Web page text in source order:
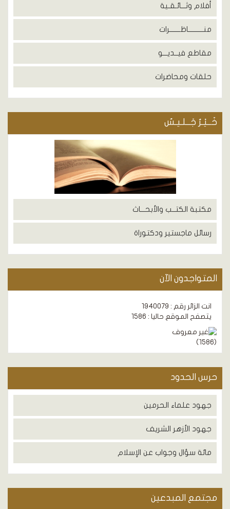
أفلام وثـــائـقـية
منــــــــــاظـــــــرات
مقاطع فيــديـــو
حلقات ومحاضرات
خَــيْـرُ جَــلـيـسٌ
مكتبة الكتــب والأبحـــاث
رسائل ماجستير ودكتوراة
المتواجدون الآن
انت الزائر رقم : 1940079
يتصفح الموقع حاليا : 1586
(
1586
)
حرس الحدود
جهود علماء الحرمين
جهود الأزهر الشريف
مائة سؤال وجواب عن الإسلام
مجتمع المبدعين